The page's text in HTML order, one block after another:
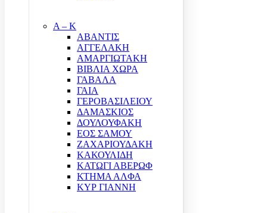
Α – Κ
ΑΒΑΝΤΙΣ
ΑΓΓΕΛΑΚΗ
ΑΜΑΡΓΙΩΤΑΚΗ
ΒΙΒΛΙΑ ΧΩΡΑ
ΓΑΒΑΛΑ
ΓΑΙΑ
ΓΕΡΟΒΑΣΙΛΕΙΟΥ
ΔΑΜΑΣΚΙΟΣ
ΔΟΥΛΟΥΦΑΚΗ
ΕΟΣ ΣΑΜΟΥ
ΖΑΧΑΡΙΟΥΔΑΚΗ
ΚΑΚΟΥΛΙΔΗ
ΚΑΤΩΓΙ ΑΒΕΡΩΦ
ΚΤΗΜΑ ΑΛΦΑ
ΚΥΡ ΓΙΑΝΝΗ